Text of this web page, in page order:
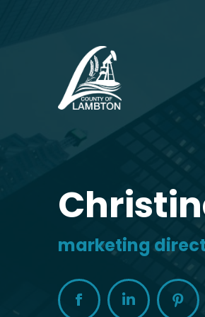
marketing
FacebookLinkedin